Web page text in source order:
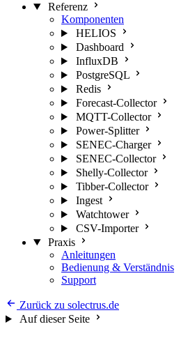
Referenz
Komponenten
HELIOS
Dashboard
InfluxDB
PostgreSQL
Redis
Forecast-Collector
MQTT-Collector
Power-Splitter
SENEC-Charger
SENEC-Collector
Shelly-Collector
Tibber-Collector
Ingest
Watchtower
CSV-Importer
Praxis
Anleitungen
Bedienung & Verständnis
Support
Zurück zu solectrus.de
Auf dieser Seite